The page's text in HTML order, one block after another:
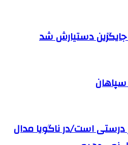
دستیارش شد
سپاهان
درستی است/در ناگویا مدال